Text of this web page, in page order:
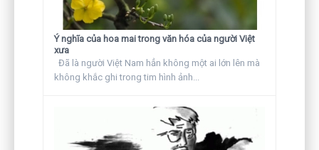
Ý nghĩa của hoa mai trong văn hóa của người Việt
xưa
Đã là người Việt Nam hẳn không một ai lớn lên mà
không khắc ghi trong tim hình ảnh...